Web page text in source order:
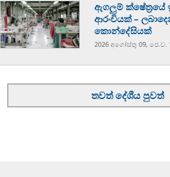
ඇගලුම්
ආරංචියක් –
කොන්දේසියක්
2026 අගෝස්‍තු 09, පෙ.ව.
තවත් දේශීය පුවත්